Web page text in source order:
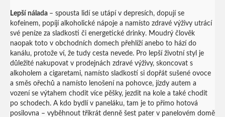
Lepší nálada – spousta lidí se utápí v depresích, dopují se
kofeinem, popíjí alkoholické nápoje a namísto zdravé výživy utrácí
své peníze za sladkosti či energetické drinky. Moudrý člověk
naopak toto v obchodních domech přehlíží anebo to hází do
kanálu, protože ví, že tudy cesta nevede. Pro lepší životní styl je
důležité nakupovat v prodejnách zdravé výživy, skoncovat s
alkoholem a cigaretami, namísto sladkostí si dopřát sušené ovoce
a směs ořechů a namísto lenošení na pohovce, jízdy autem a
vození se výtahem chodit více pěšky, jezdit na kole a také chodit
po schodech. A kdo bydlí v paneláku, tam je to přímo hotová
posilovna – vyběhnout třikrát denně šest pater v panelovém domě